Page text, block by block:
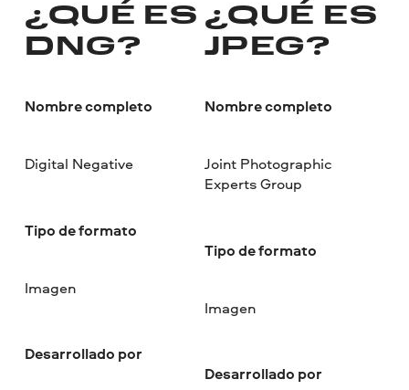
¿QUÉ ES
DNG?
Nombre completo
Digital Negative
Tipo de formato
Imagen
Desarrollado por
¿QUÉ ES
JPEG?
Nombre completo
Joint Photographic
Experts Group
Tipo de formato
Imagen
Desarrollado por